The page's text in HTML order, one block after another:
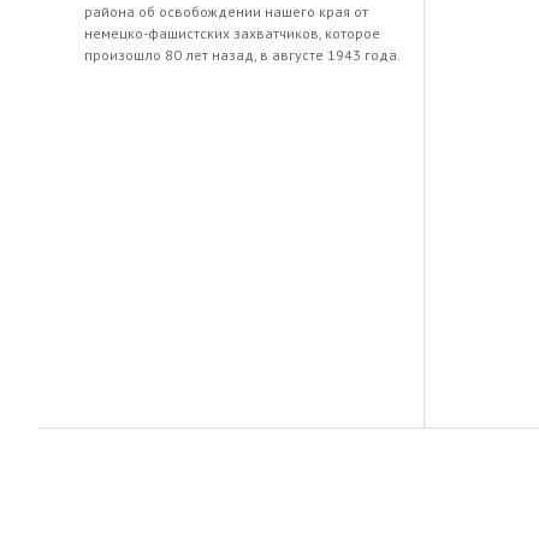
района об освобождении нашего края от
немецко-фашистских захватчиков, которое
произошло 80 лет назад, в августе 1943 года.